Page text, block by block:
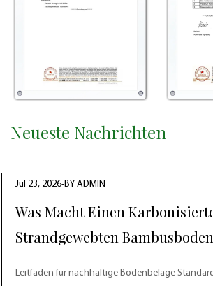
Neueste Nachrichten
Jul 23, 2026-BY ADMIN
Was Macht Einen
Strandgewebten
Leitfaden für nachhaltige Bodenbeläge Standard-Bambusböden